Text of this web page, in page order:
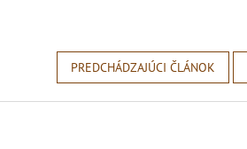
PREDCHÁDZAJÚCI ČLÁNOK
Z